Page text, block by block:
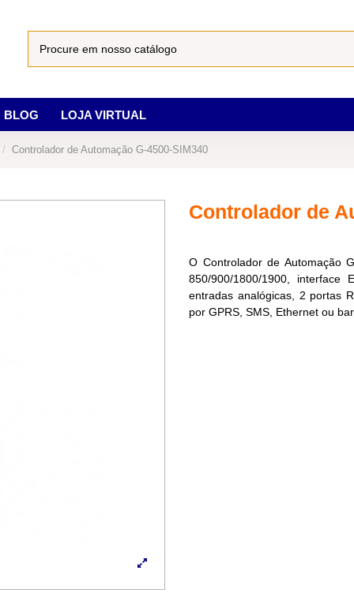
BLOG LOJA VIRTUAL
Controlador de Automação G-4500-SIM340
Controlador de
O Controlador de Automação
850/900/1800/1900,
entradas analógicas, 2 portas
por GPRS, SMS, Ethernet ou